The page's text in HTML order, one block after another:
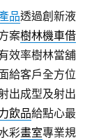
品透過創新液
案樹林機車借
效率樹林當舖
給客戶全方位
出成型及射出
飲品給點心最
彩畫室專業規